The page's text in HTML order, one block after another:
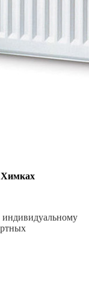
панельные
Химках